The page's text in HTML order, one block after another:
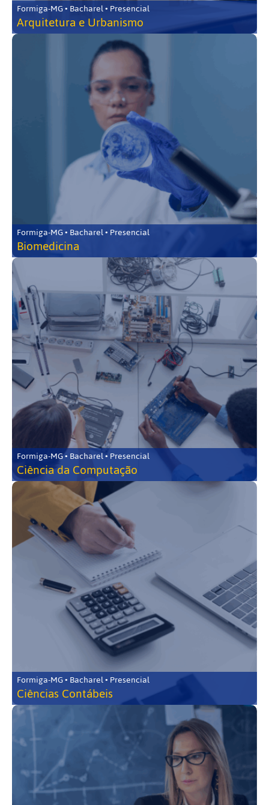
Formiga-MG • Bacharel • Presencial
Arquitetura e Urbanismo
Formiga-MG • Bacharel • Presencial
Biomedicina
Formiga-MG • Bacharel • Presencial
Ciência da Computação
Formiga-MG • Bacharel • Presencial
Ciências Contábeis